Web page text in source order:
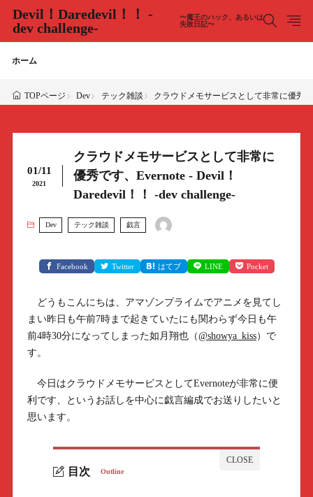
Devil！Daredevil！！ -
dev challenge-
〜魔王のハック、あるいは
失敗日記〜
ホーム
TOPページ Dev テック雑談 クラウドメモサービスとして非常に優秀で
01/11
2021
クラウドメモサービスとして非常に
優秀です、Evernote - Devil！
Daredevil！！ -dev challenge-
Dev テック雑談 戯言
Facebook Twitter はてブ LINE Pocket
どうもこんにちは、アマゾンプライムでアニメを見てし
まい昨日も午前7時まで起きていたにも関わらず今日も午
前4時30分になってしまった如月翔也（@showya_kiss）で
す。
今日はクラウドメモサービスとしてEvernoteが非常に便
利です、というお話しを中心に戯言編成でお送りしたいと
思います。
目次 Outline